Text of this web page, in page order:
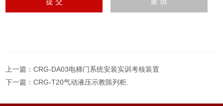
上一篇：CRG-DA03电梯门系统安装实训考核装置
下一篇：CRG-T20气动液压示教陈列柜.